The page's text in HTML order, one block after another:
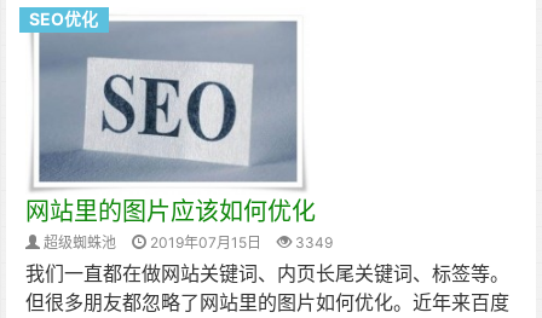
SEO优化
网站里的图片应该如何优化
超级蜘蛛池 2019年07月15日 3349
我们一直都在做网站关键词、内页长尾关键词、标签等。
但很多朋友都忽略了网站里的图片如何优化。近年来百度